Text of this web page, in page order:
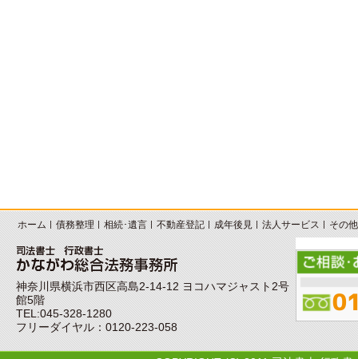
ホーム 債務整理 相続･遺言 不動産登記 成年後見 法人サービス その
神奈川県横浜市西区高島2-14-12 ヨコハマジャスト2号
館5階
TEL:045-328-1280
フリーダイヤル：0120-223-058